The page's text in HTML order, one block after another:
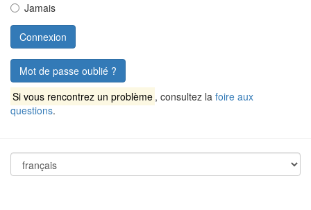
Jamais
Mot de passe oublié ?
Si vous rencontrez un problème , consultez la foire aux
questions.